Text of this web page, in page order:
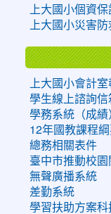
上大國小個資
上大國小災害
上大國小會計室
學生線上諮詢信
學務系統（成績
12年國教課程
總務相關表件
臺中市推動校
無聲廣播系統
差勤系統
學習扶助方案